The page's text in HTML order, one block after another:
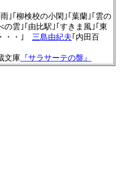
｣｢柳検校の小閑｣｢葉蘭｣｢雲の
の雲｣｢由比駅｣｢すきま風｣｢東
・・｣ 三島由紀夫｢内田百
文庫 『サラサーテの盤』